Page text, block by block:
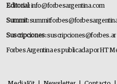
Editorial:info@forbesargentina.com
Summit:
Suscripciones:suscripciones@forbes.ar
Forbes Argentina es publicada por HT